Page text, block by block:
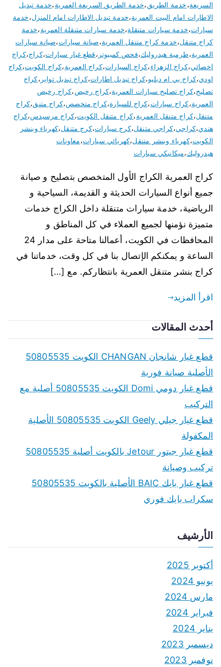
السريعة،خدمة الطريق،خدمة الطريق السريعة العمرية،خدمة تبديل
الاطارات امام البيت العمرية،خدمة تبديل الاطارات امام المنزل،خدمة
سيارات،خدمة سيارات متنقلة،خدمة سيارات متنقلة العمرية،خدمة
كراج متنقل،خدمة كراج متنقل العمرية،صيانة سيارات،صيانة سيارات
العمرية،طرمبة هيدروليك،فحص كمبيوتر ،قطع غيار سيارات،كراج،كراج
اخصائي،كراج الزهراء،كراج السيارات،كراج العمرية،كراج الكويت،كراج
اودي،كراج بي ام دبليو،كراج تبديل اطارات،كراج تبديل تواير ،كراج
تصليح،كراج تصليح سيارات العمرية،كراج رخيص،كراج رخيص
العمرية،كراج سيارات،كراج للسيارة،كراج متخصص،كراج متنق،كراج
متنقل،كراج متنقل العمرية،كراج متنقل الكويت،كراج مرسيدس،كراج
هندي،كراجي،كراجي متنقل،كرج سيارات،كرج متنقل،كهرباء وبنشر
الكويت،كهرباء وبنشر متنقل،كهربائي سيارات،معاونات
هيدروليك،ميكانيكي سيارات
كراج العمرية الكراج الأول المتخصص بتصليح و صيانة
جميع أنواع السيارات الحديثة و القديمة، السياحية و
الرياضية، خدمة سيارات متنقلة داخل الكراج خدمات
متميزة نؤمنها لجميع العملاء في كل المناطق و
المحافظات في الكويت، أعمالنا متاحة على مدار 24
الساعة و يمكنكم الإتصال بنا في كل وقت، خدماتنا في
كراج بنشر متنقل العمرية بانتظاركم. مع […]
اقرأ المزيد
أحدث المقالات
قطع غيار شانجان CHANGAN الكويت 50805535
الأصلية صيانة فورية
قطع غيار دومي Domi الكويت 50805535 أصلية مع
التركيب
قطع غيار جيلي Geely الكويت 50805535 الأصلية
المكفولة
قطع غيار جيتور Jetour بالكويت أصلية 50805535
تركيب وصيانة
قطع غيار بايك BAIC الأصلية بالكويت 50805535
سكراب بايك فوري
الأرشيف
أكتوبر 2025
يونيو 2024
مارس 2024
فبراير 2024
يناير 2024
ديسمبر 2023
نوفمبر 2023